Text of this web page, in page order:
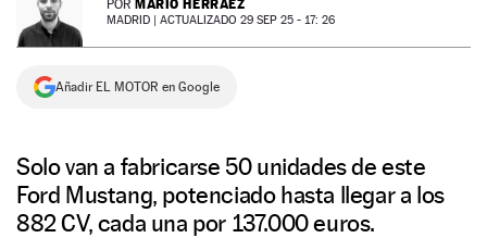
NEWSLETTER
SÍGUENOS
POR MARIO HERRÁEZ
MADRID | ACTUALIZADO 29 SEP 25 - 17: 26
Añadir EL MOTOR en Google
Solo van a fabricarse 50 unidades de este
Ford Mustang, potenciado hasta llegar a los
882 CV, cada una por 137.000 euros.